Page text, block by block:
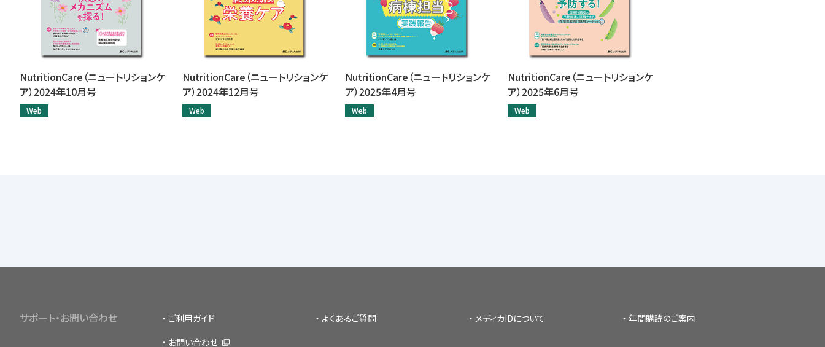
NutritionCare（ニュートリションケ
ア）2024年10月号
Web
NutritionCare（ニュートリションケ
ア）2024年12月号
Web
NutritionCare（ニュートリションケ
ア）2025年4月号
Web
NutritionCare（ニュートリションケ
ア）2025年6月号
Web
サポート・お問い合わせ ご利用ガイド よくあるご質問 メディカIDについて
年間購読のご案内
お問い合わせ